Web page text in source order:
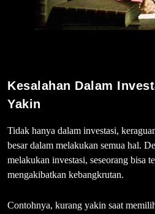
Kesalahan Dalam
Yakin
Tidak hanya dalam investasi,
besar dalam melakukan semua hal.
melakukan investasi, seseorang bisa
mengakibatkan kebangkrutan.
Contohnya, kurang yakin saat